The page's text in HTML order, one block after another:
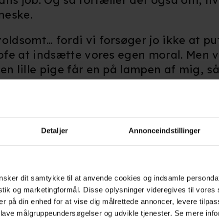
Detaljer Annonceindstillinger
dit samtykke til at anvende cookies og indsamle
og marketingformål. Disse oplysninger videregives til vores
på din enhed for at vise dig målrettede annoncer, levere
målgruppeundersøgelser og udvikle tjenester. Se mere
fordi vi forsøger jo ikke at
at indsætte vores egen moral. Men
lille pige får en på lampen af mig,
Anmai Mus, der bliver
Mus stjæler tidligt i 'Bastarden' høns
fører det til slag og rusken.
er da lidt voldsomt at sidde og gøre.
om, at jeg slog hende heldigvis.